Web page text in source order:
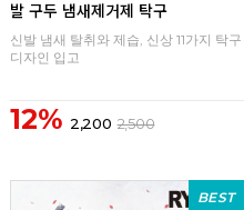
발 구두 냄새제거제 탁구
신발 냄새 탈취와 제습, 신상 11가지 탁구
디자인 입고
12% 2,200 2,500
BEST